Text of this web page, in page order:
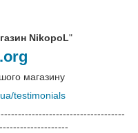
NikopoL"
магазину
testimonials